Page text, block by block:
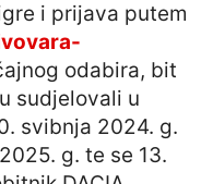
i prijava putem
odabira, bit
sudjelovali u
svibnja 2024. g.
g. te se 13.